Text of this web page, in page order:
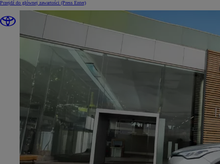
Przejdź do głównej zawartości (Press Enter)